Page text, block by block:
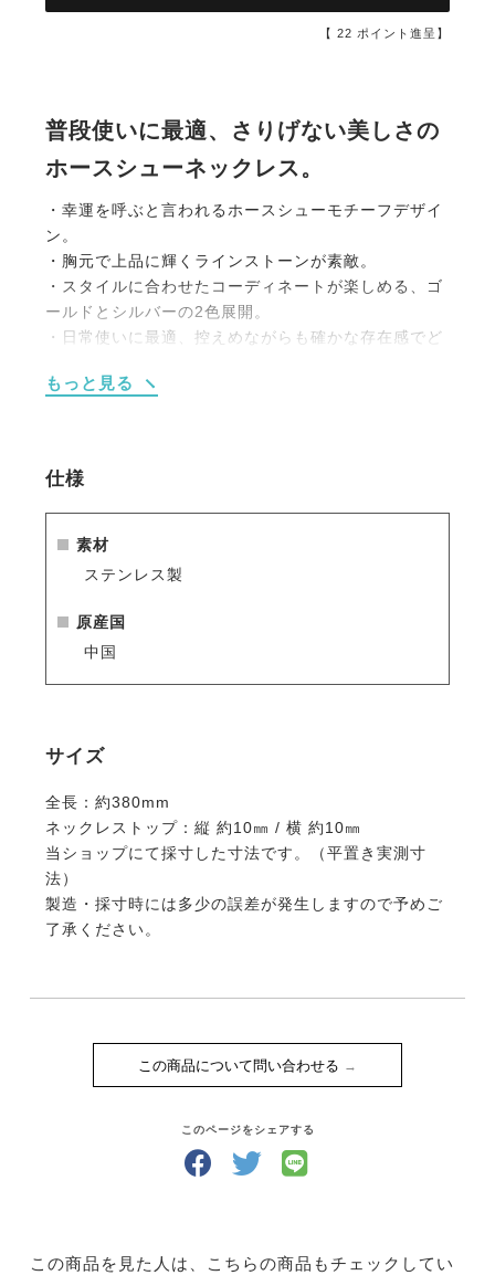
【 22 ポイント進呈】
普段使いに最適、さりげない美しさの
ホースシューネックレス。
・幸運を呼ぶと言われるホースシューモチーフデザイ
ン。
・胸元で上品に輝くラインストーンが素敵。
・スタイルに合わせたコーディネートが楽しめる、ゴ
ールドとシルバーの2色展開。
・日常使いに最適、控えめながらも確かな存在感でど
・同デザインのブレスレットと合わせてコーディネー
もっと見る
仕様
素材
ステンレス製
原産国
中国
サイズ
全長：約380mm
ネックレストップ：縦 約10㎜ / 横 約10㎜
当ショップにて採寸した寸法です。（平置き実測寸
法）
製造・採寸時には多少の誤差が発生しますので予めご
了承ください。
この商品について問い合わせる
このページをシェアする
この商品を見た人は、こちらの商品もチェックしてい